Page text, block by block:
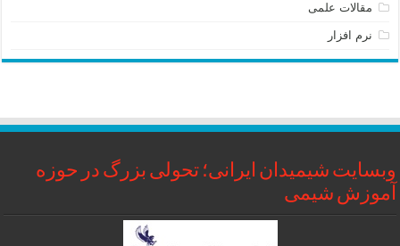
مقالات علمی
نرم افزار
وبسایت شیمیدان ایرانی؛ تحولی بزرگ در حوزه
آموزش شیمی